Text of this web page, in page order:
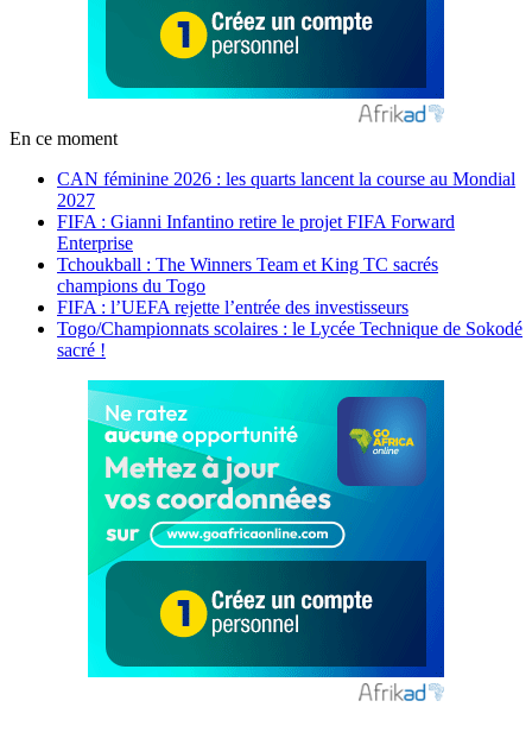
En ce moment
CAN féminine 2026 : les quarts lancent la course au Mondial
2027
FIFA : Gianni Infantino retire le projet FIFA Forward
Enterprise
Tchoukball : The Winners Team et King TC sacrés
champions du Togo
FIFA : l’UEFA rejette l’entrée des investisseurs
Togo/Championnats scolaires : le Lycée Technique de Sokodé
sacré !